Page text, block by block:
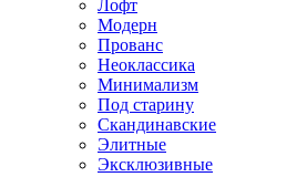
Лофт
Модерн
Прованс
Неоклассика
Минимализм
Под старину
Скандинавские
Элитные
Эксклюзивные